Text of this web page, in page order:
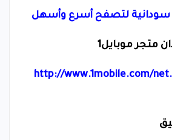
سودانية لتصفح أسرع وأسهل
متجر موبايل1
http://www.1mobile.com/